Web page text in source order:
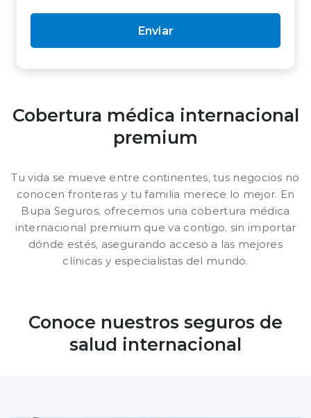
Enviar
Cobertura médica internacional
premium
Tu vida se mueve entre continentes, tus negocios no
conocen fronteras y tu familia merece lo mejor. En
Bupa Seguros, ofrecemos una cobertura médica
internacional premium que va contigo, sin importar
dónde estés, asegurando acceso a las mejores
clínicas y especialistas del mundo.
Conoce nuestros seguros de
salud internacional